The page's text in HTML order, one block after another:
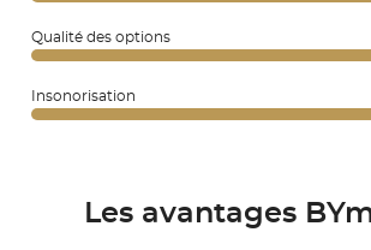
Qualité des options
Insonorisation
Les avantages